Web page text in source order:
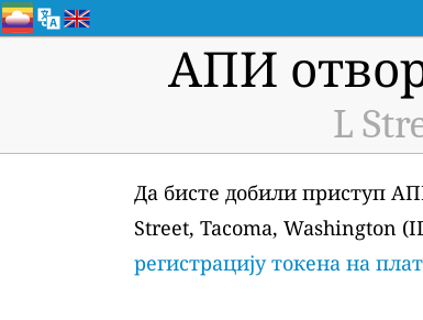
АПИ
L
Да бисте добили приступ
Street, Tacoma, Washington
регистрацију токена на